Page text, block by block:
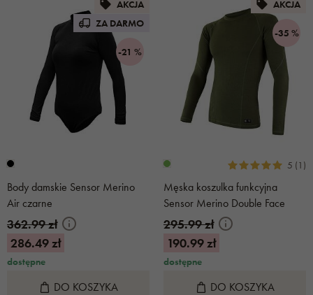
AKCJA
ZA DARMO
-21 %
Body damskie Sensor Merino
Air czarne
362.99 zł
286.49 zł
dostępne
DO KOSZYKA
AKCJA
-35 %
5 (1)
Męska koszulka funkcyjna
Sensor Merino Double Face
zielona
295.99 zł
190.99 zł
dostępne
DO KOSZYKA